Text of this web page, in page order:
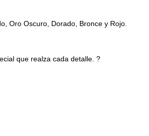
Oro Oscuro, Dorado, Bronce y Rojo.
que realza cada detalle. ?